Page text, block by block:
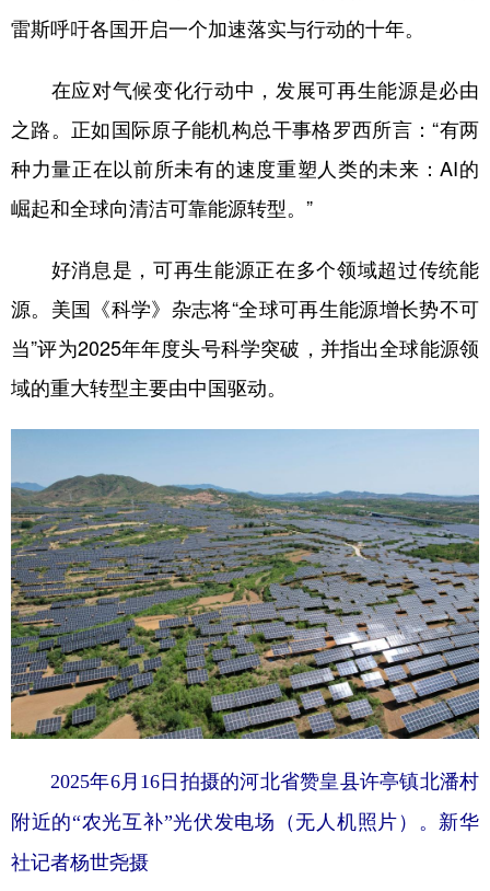
雷斯呼吁各国开启一个加速落实与行动的十年。
在应对气候变化行动中，发展可再生能源是必由
之路。正如国际原子能机构总干事格罗西所言：“有两
种力量正在以前所未有的速度重塑人类的未来：AI的
崛起和全球向清洁可靠能源转型。”
好消息是，可再生能源正在多个领域超过传统能
源。美国《科学》杂志将“全球可再生能源增长势不可
当”评为2025年年度头号科学突破，并指出全球能源领
域的重大转型主要由中国驱动。
2025年6月16日拍摄的河北省赞皇县许亭镇北潘村
附近的“农光互补”光伏发电场（无人机照片）。新华
社记者杨世尧摄